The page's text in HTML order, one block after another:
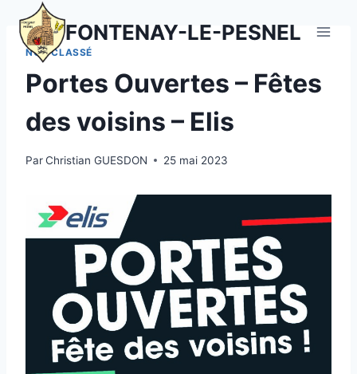
contenu
FONTENAY-LE-PESNEL
NON CLASSÉ
Portes Ouvertes – Fêtes
des voisins – Elis
ParChristian GUESDON 25 mai 2023